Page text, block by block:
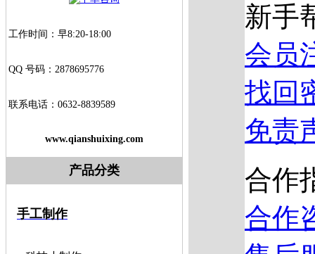
工作时间：早8:20-18:00
QQ 号码：2878695776
联系电话：0632-8839589
www.qianshuixing.com
产品分类
手工制作
新手
会员
找回
免责
合作
合作